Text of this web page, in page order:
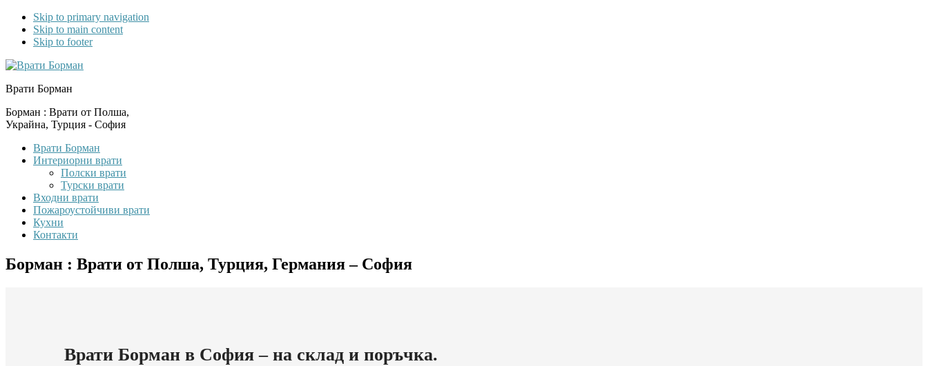
Skip to primary navigation
Skip to main content
Skip to footer
Врати Борман
Борман : Врати от Полша,
Украйна, Турция - София
Врати Борман
Интериорни врати
Полски врати
Турски врати
Входни врати
Пожароустойчиви врати
Кухни
Контакти
Борман : Врати от Полша, Турция, Германия – София
Врати Борман в София – на склад и поръчка.